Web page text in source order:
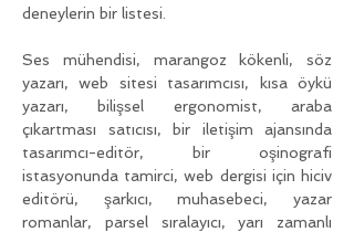
deneylerin bir listesi.
Ses mühendisi, marangoz kökenli, söz
yazarı, web sitesi tasarımcısı, kısa öykü
yazarı, bilişsel ergonomist, araba
çıkartması satıcısı, bir iletişim ajansında
tasarımcı-editör, bir oşinografi
istasyonunda tamirci, web dergisi için hiciv
editörü, şarkıcı, muhasebeci, yazar
romanlar, parsel sıralayıcı, yarı zamanlı